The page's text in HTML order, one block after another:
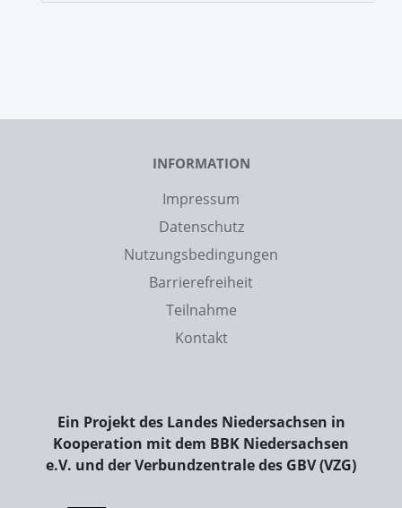
INFORMATION
Impressum
Datenschutz
Nutzungsbedingungen
Barrierefreiheit
Teilnahme
Kontakt
Ein Projekt des Landes Niedersachsen in
Kooperation mit dem BBK Niedersachsen
e.V. und der Verbundzentrale des GBV (VZG)